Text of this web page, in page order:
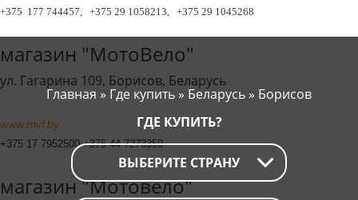
+375 177 744457, +375 29 1058213, +375 29 1045268
магазин "МотоВело"
ул. Гагарина 109, Борисов, Беларусь
www.mvf.by
+375 17 7952500 +375 44 7273350
магазин "Мотовело"
Главная » Где купить » Беларусь » Борисов
ГДЕ КУПИТЬ?
ВЫБЕРИТЕ СТРАНУ